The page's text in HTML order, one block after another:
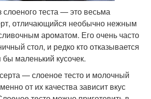
теста — это весьма
отличающийся необычно нежным
ароматом. Его очень часто
стол, и редко кто отказывается
бы маленький кусочек.
— слоеное тесто и молочный
от их качества зависит вкус